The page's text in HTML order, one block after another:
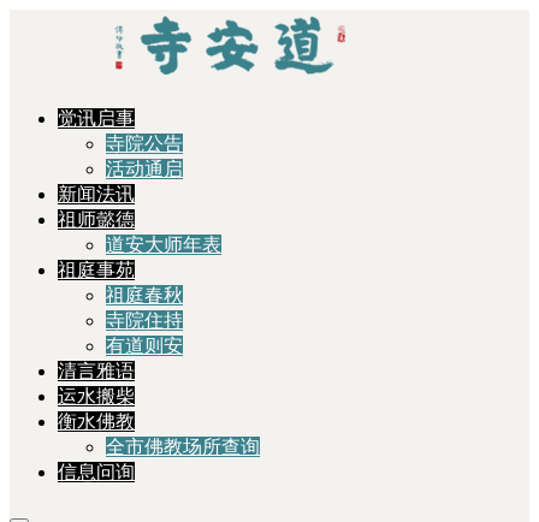
觉讯启事
寺院公告
活动通启
新闻法讯
祖师懿德
道安大师年表
祖庭事苑
祖庭春秋
寺院住持
有道则安
清言雅语
运水搬柴
衡水佛教
全市佛教场所查询
信息问询